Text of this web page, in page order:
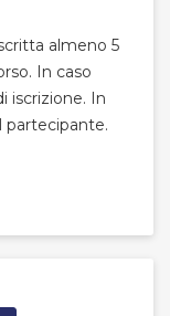
almeno 5
In caso
iscrizione. In
partecipante.